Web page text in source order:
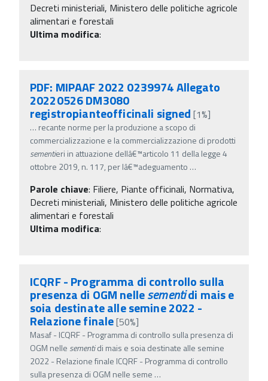
Decreti ministeriali, Ministero delle politiche agricole
alimentari e forestali
Ultima modifica:
PDF: MIPAAF 2022 0239974 Allegato
20220526 DM3080
registropianteofficinali signed [1%]
… recante norme per la produzione a scopo di
commercializzazione e la commercializzazione di prodotti
sementieri in attuazione dellâ€™articolo 11 della legge 4
ottobre 2019, n. 117, per lâ€™adeguamento …
Parole chiave: Filiere, Piante officinali, Normativa,
Decreti ministeriali, Ministero delle politiche agricole
alimentari e forestali
Ultima modifica:
ICQRF - Programma di controllo sulla
presenza di OGM nellesementidi mais e
soia destinate alle semine 2022 -
Relazione finale[50%]
Masaf - ICQRF - Programma di controllo sulla presenza di
OGM nelle sementidi mais e soia destinate alle semine
2022 - Relazione finale ICQRF - Programma di controllo
sulla presenza di OGM nelle seme …